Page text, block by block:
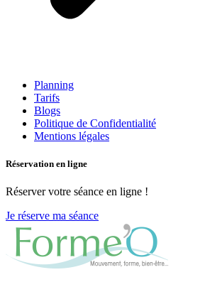
Planning
Tarifs
Blogs
Politique de Confidentialité
Mentions légales
Réservation en ligne
Réserver votre séance en ligne !
Je réserve ma séance